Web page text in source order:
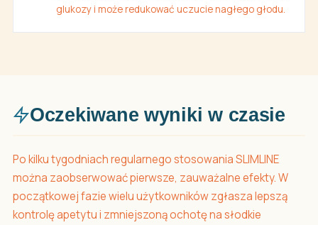
glukozy i może redukować uczucie nagłego głodu.
Oczekiwane wyniki w czasie
Po kilku tygodniach regularnego stosowania SLIMLINE
można zaobserwować pierwsze, zauważalne efekty. W
początkowej fazie wielu użytkowników zgłasza lepszą
kontrolę apetytu i zmniejszoną ochotę na słodkie